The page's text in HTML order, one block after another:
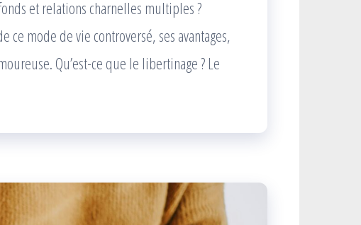
et relations charnelles multiples ?
ce mode de vie controversé, ses avantages,
Qu’est-ce que le libertinage ? Le